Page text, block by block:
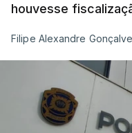
Independente,
ficou por fazer
anteriores, dos
Montenegro frisou
maior dispositivo
houvesse
Filipe Alexandre